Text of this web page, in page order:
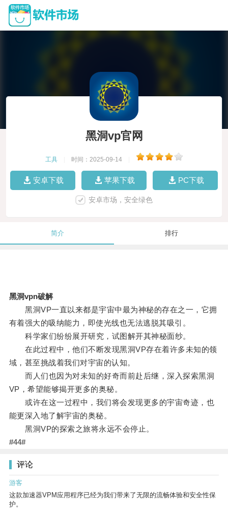
黑洞vp官网
工具 时间：2025-09-14
安卓下载 苹果下载 PC下载
安卓市场，安全绿色
简介 排行
黑洞vpn破解
黑洞VP一直以来都是宇宙中最为神秘的存在之一，它拥
有着强大的吸纳能力，即使光线也无法逃脱其吸引。
科学家们纷纷展开研究，试图解开其神秘面纱。
在此过程中，他们不断发现黑洞VP存在着许多未知的领
域，甚至挑战着我们对宇宙的认知。
而人们也因为对未知的好奇而前赴后继，深入探索黑洞
VP，希望能够揭开更多的奥秘。
或许在这一过程中，我们将会发现更多的宇宙奇迹，也
能更深入地了解宇宙的奥秘。
黑洞VP的探索之旅将永远不会停止。
#44#
评论
游客
这款加速器VPM应用程序已经为我们带来了无限的流畅体验和安全性保
护。